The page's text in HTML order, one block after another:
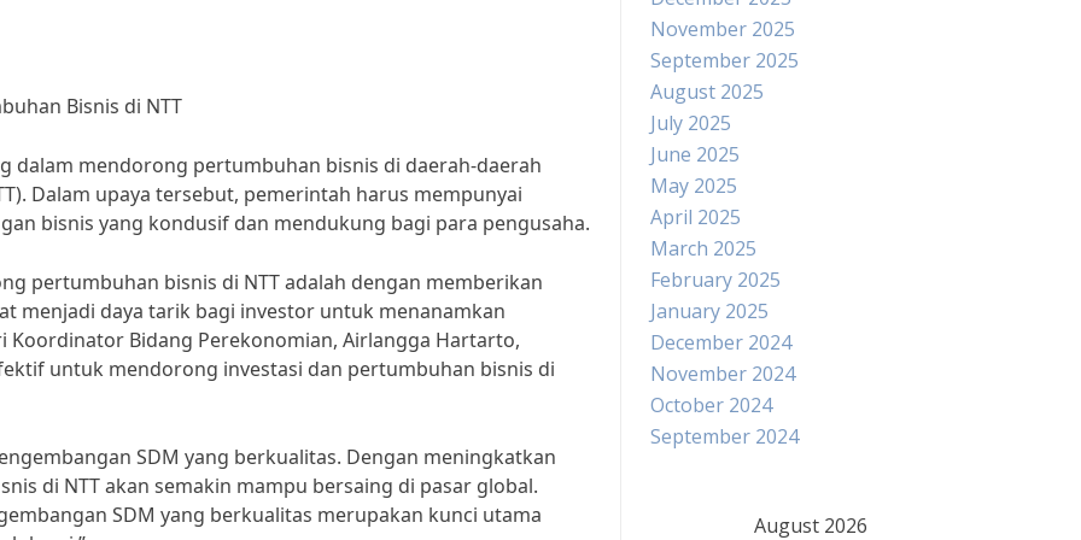
Bisnis di NTT
dalam mendorong pertumbuhan bisnis di daerah-daerah
Dalam upaya tersebut, pemerintah harus mempunyai
bisnis yang kondusif dan mendukung bagi para pengusaha.
pertumbuhan bisnis di NTT adalah dengan memberikan
menjadi daya tarik bagi investor untuk menanamkan
Bidang Perekonomian, Airlangga Hartarto,
untuk mendorong investasi dan pertumbuhan bisnis di
SDM yang berkualitas. Dengan meningkatkan
di NTT akan semakin mampu bersaing di pasar global.
SDM yang berkualitas merupakan kunci utama
November 2025
September 2025
August 2025
July 2025
June 2025
May 2025
April 2025
March 2025
February 2025
January 2025
December 2024
November 2024
October 2024
September 2024
August 2026